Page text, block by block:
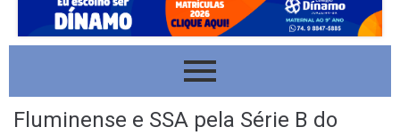
Fluminense e SSA pela Série B do